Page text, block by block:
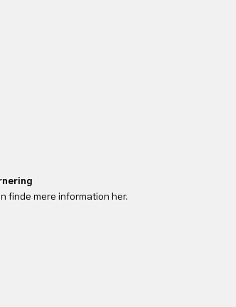
finde mere information her.